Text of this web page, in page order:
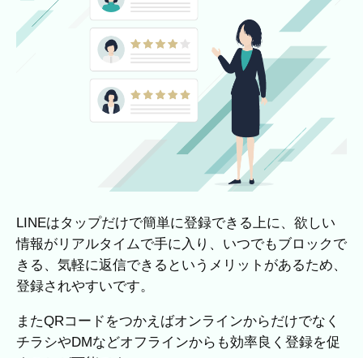
LINEはタップだけで簡単に登録できる上に、欲しい
情報がリアルタイムで手に入り、いつでもブロックで
きる、気軽に返信できるというメリットがあるため、
登録されやすいです。
またQRコードをつかえばオンラインからだけでなく
チラシやDMなどオフラインからも効率良く登録を促